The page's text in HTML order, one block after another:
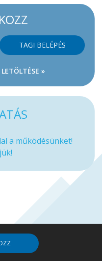
TAGI BELÉPÉS
»
a működésünket!